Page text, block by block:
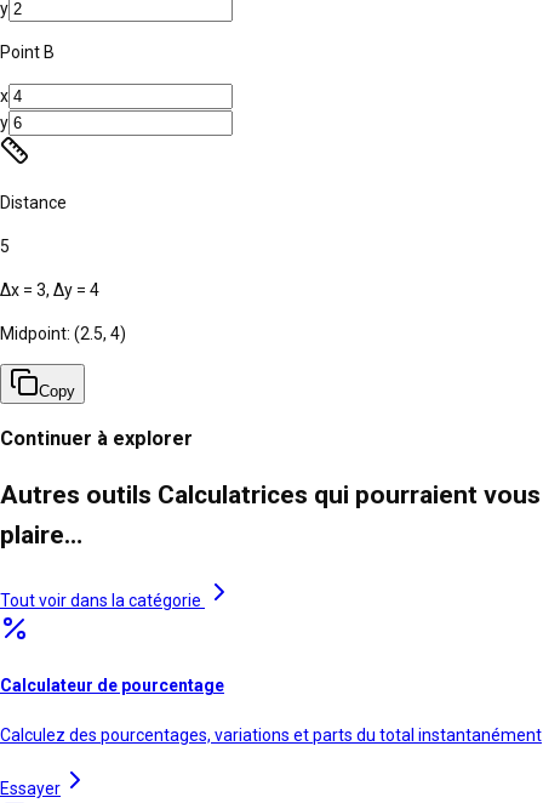
y
Point B
x
y
Distance
5
Δx = 3, Δy = 4
Midpoint: (2.5, 4)
Copy
Continuer à explorer
Autres outils Calculatrices qui pourraient vous
plaire…
Tout voir dans la catégorie
Calculateur de pourcentage
Calculez des pourcentages, variations et parts du total instantanément
Essayer